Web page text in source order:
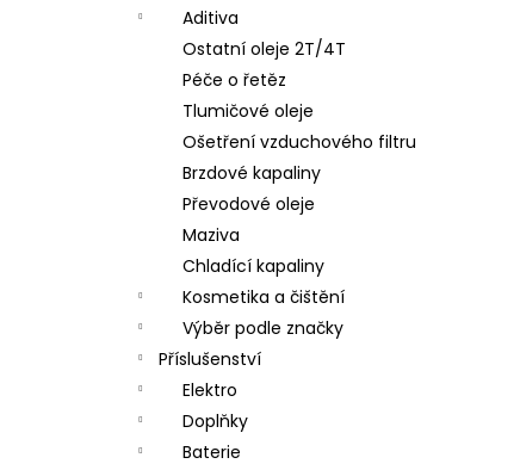
Aditiva
Ostatní oleje 2T/4T
Péče o řetěz
Tlumičové oleje
Ošetření vzduchového filtru
Brzdové kapaliny
Převodové oleje
Maziva
Chladící kapaliny
Kosmetika a čištění
Výběr podle značky
Příslušenství
Elektro
Doplňky
Baterie